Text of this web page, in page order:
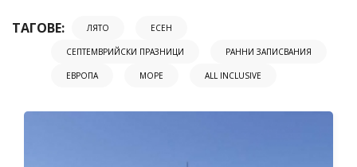
ТАГОВЕ: ЛЯТО ЕСЕН
СЕПТЕМВРИЙСКИ ПРАЗНИЦИ РАННИ ЗАПИСВАНИЯ
ЕВРОПА МОРЕ ALL INCLUSIVE